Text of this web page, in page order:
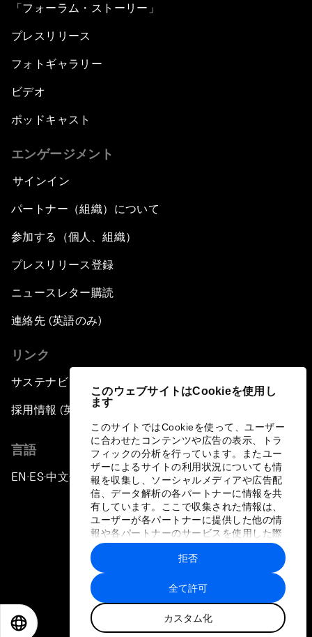
このウェブサイトはCookieを使用し
ます
このサイトではCookieを使って、ユーザー
に合わせたコンテンツや広告の表示、トラ
フィックの分析を行っています。またユー
ザーによるサイトの利用状況についても情
報を収集し、ソーシャルメディアや広告配
信、データ解析の各パートナーに情報を共
有しています。ここで収集された情報は、
ユーザーが各パートナーに提供した他の情
報や各パートナーのサービスを使用した際
に収集された情報と組み合わされ、各パー
トナーによって使用されることがありま
す。
全て許可
カスタム化
拒否
「フォーラム・ストーリー」
プレスリリース
フォトギャラリー
ビデオ
ポッドキャスト
エンゲージメント
サインイン
パートナー（組織）について
参加する（個人、組織）
プレスリリース登録
ニュースレター購読
連絡先 (英語のみ)
リンク
サステナビリティへの取り組み
採用情報 (英語のみ)
言語
EN ▪ES▪中文▪ 日本語
プライバシーポリシーと利用規約
サイトマップ
©
世界経済フォーラム